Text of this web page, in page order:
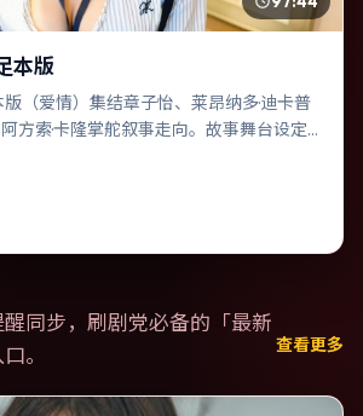
本版
（爱情）集结章子怡、莱昂纳多·迪卡普
方索·卡隆掌舵叙事走向。故事舞台设定
意外选择展开连锁反应；配乐与色彩高
留白耐人寻味。
同步，刷剧党必备的「最新
。 查看更多